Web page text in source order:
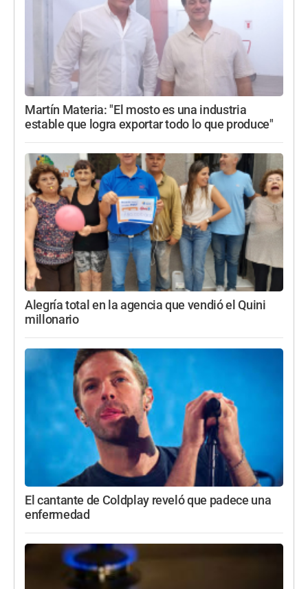
Martín Materia: "El mosto es una industria
estable que logra exportar todo lo que produce"
Alegría total en la agencia que vendió el Quini
millonario
El cantante de Coldplay reveló que padece una
enfermedad